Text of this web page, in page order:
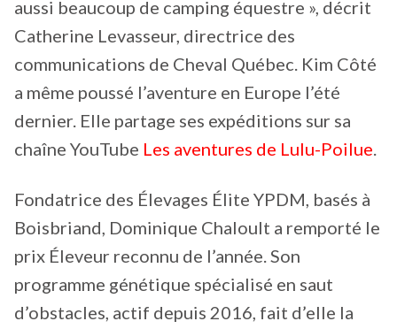
aussi beaucoup de camping équestre », décrit
Catherine Levasseur, directrice des
communications de Cheval Québec. Kim Côté
a même poussé l’aventure en Europe l’été
dernier. Elle partage ses expéditions sur sa
chaîne YouTube Les aventures de Lulu-Poilue.
Fondatrice des Élevages Élite YPDM, basés à
Boisbriand, Dominique Chaloult a remporté le
prix Éleveur reconnu de l’année. Son
programme génétique spécialisé en saut
d’obstacles, actif depuis 2016, fait d’elle la